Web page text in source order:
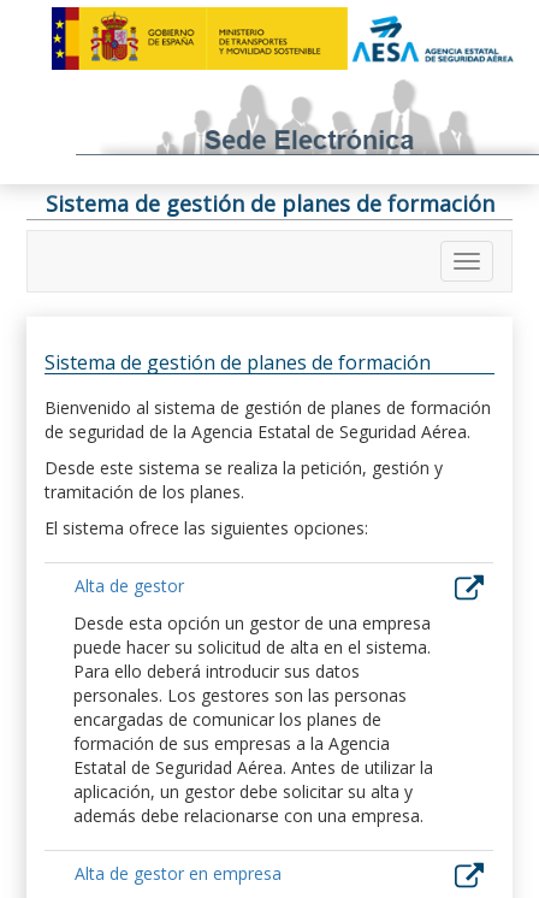
Sistema de gestión de planes de formación
Sistema de gestión de planes de formación
Bienvenido al sistema de gestión de planes de formación
de seguridad de la Agencia Estatal de Seguridad Aérea.
Desde este sistema se realiza la petición, gestión y
tramitación de los planes.
El sistema ofrece las siguientes opciones:
Alta de gestor
Desde esta opción un gestor de una empresa
puede hacer su solicitud de alta en el sistema.
Para ello deberá introducir sus datos
personales. Los gestores son las personas
encargadas de comunicar los planes de
formación de sus empresas a la Agencia
Estatal de Seguridad Aérea. Antes de utilizar la
aplicación, un gestor debe solicitar su alta y
además debe relacionarse con una empresa.
Alta de gestor en empresa